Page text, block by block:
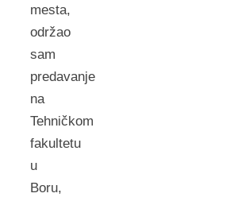
mesta,
održao
sam
predavanje
na
Tehničkom
fakultetu
u
Boru,